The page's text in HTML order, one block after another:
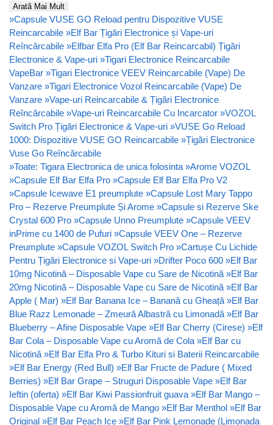
Arată Mai Mult
»Capsule VUSE GO Reload pentru Dispozitive VUSE
Reincarcabile »Elf Bar Țigări Electronice și Vape-uri
Reîncărcabile »Elfbar Elfa Pro (Elf Bar Reincarcabil) Țigări
Electronice & Vape-uri »Tigari Electronice Reincarcabile
VapeBar »Tigari Electronice VEEV Reincarcabile (Vape) De
Vanzare »Tigari Electronice Vozol Reincarcabile (Vape) De
Vanzare »Vape-uri Reincarcabile & Țigări Electronice
Reîncărcabile »Vape-uri Reincarcabile Cu Incarcator »VOZOL
Switch Pro Țigări Electronice & Vape-uri »VUSE Go Reload
1000: Dispozitive VUSE GO Reincarcabile »Țigări Electronice
Vuse Go Reîncărcabile
»Toate: Tigara Electronica de unica folosinta »Arome VOZOL
»Capsule Elf Bar Elfa Pro »Capsule Elf Bar Elfa Pro V2
»Capsule Icewave E1 preumplute »Capsule Lost Mary Tappo
Pro – Rezerve Preumplute Și Arome »Capsule si Rezerve Ske
Crystal 600 Pro »Capsule Unno Preumplute »Capsule VEEV
inPrime cu 1400 de Pufuri »Capsule VEEV One – Rezerve
Preumplute »Capsule VOZOL Switch Pro »Cartușe Cu Lichide
Pentru Țigări Electronice si Vape-uri »Drifter Poco 600 »Elf Bar
10mg Nicotină – Disposable Vape cu Sare de Nicotină »Elf Bar
20mg Nicotină – Disposable Vape cu Sare de Nicotină »Elf Bar
Apple ( Mar) »Elf Bar Banana Ice – Banană cu Gheață »Elf Bar
Blue Razz Lemonade – Zmeură Albastră cu Limonadă »Elf Bar
Blueberry – Afine Disposable Vape »Elf Bar Cherry (Cirese) »Elf
Bar Cola – Disposable Vape cu Aromă de Cola »Elf Bar cu
Nicotină »Elf Bar Elfa Pro & Turbo Kituri si Baterii Reincarcabile
»Elf Bar Energy (Red Bull) »Elf Bar Fructe de Padure ( Mixed
Berries) »Elf Bar Grape – Struguri Disposable Vape »Elf Bar
Ieftin (oferta) »Elf Bar Kiwi Passionfruit guava »Elf Bar Mango –
Disposable Vape cu Aromă de Mango »Elf Bar Menthol »Elf Bar
Original »Elf Bar Peach Ice »Elf Bar Pink Lemonade (Limonada